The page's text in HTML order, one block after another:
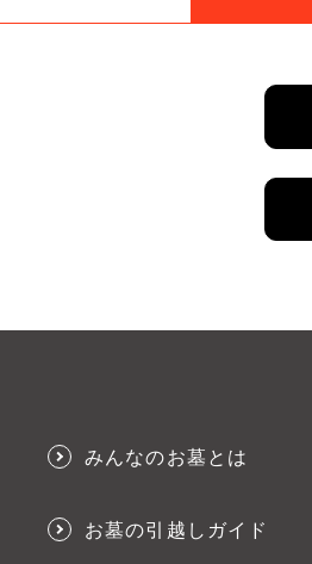
みんなのお墓とは
お墓の引越しガイド